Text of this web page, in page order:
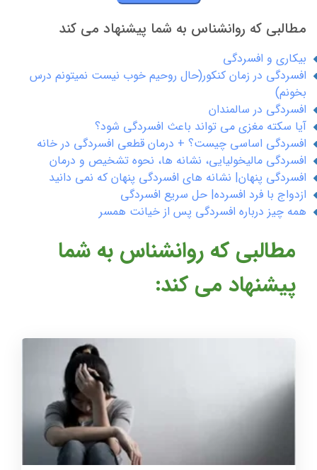
مطالبی که روانشناس به شما پیشنهاد می کند
بیکاری و افسردگی
افسردگی در زمان کنکور(حال روحیم خوب نیست نمیتونم درس
بخونم)
افسردگی در سالمندان
آیا سکته مغزی می تواند باعث افسردگی شود؟
افسردگی اساسی چیست؟ + درمان قطعی افسردگی در خانه
افسردگی مالیخولیایی، نشانه ها، نحوه تشخیص و درمان
افسردگی پنهان| نشانه های افسردگی پنهان که نمی دانید
ازدواج با فرد افسرده| حل سریع افسردگی
همه چیز درباره افسردگی پس از خیانت همسر
مطالبی که روانشناس به شما
پیشنهاد می کند: